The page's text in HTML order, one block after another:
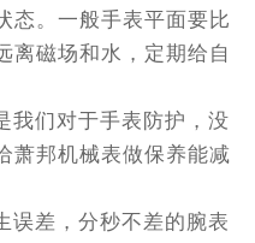
态。一般手表平面要比
离磁场和水，定期给自
们对于手表防护，没
萧邦机械表做保养能减
差，分秒不差的腕表